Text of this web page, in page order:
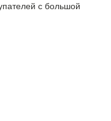
с большой